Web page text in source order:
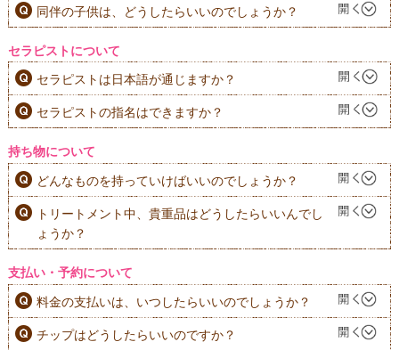
同伴の子供は、どうしたらいいのでしょうか？
セラピストについて
セラピストは日本語が通じますか？
セラピストの指名はできますか？
持ち物について
どんなものを持っていけばいいのでしょうか？
トリートメント中、貴重品はどうしたらいいんでし
ょうか？
支払い・予約について
料金の支払いは、いつしたらいいのでしょうか？
チップはどうしたらいいのですか？